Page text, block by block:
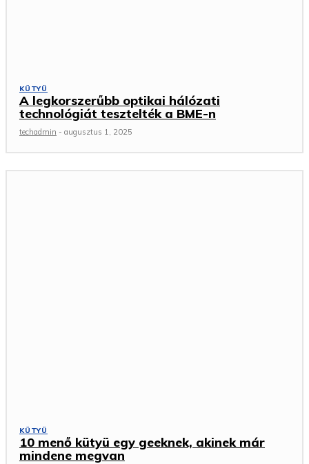
KÜTYÜ
A legkorszerűbb optikai hálózati
technológiát tesztelték a BME-n
techadmin - augusztus 1, 2025
KÜTYÜ
10 menő kütyü egy geeknek, akinek már
mindene megvan